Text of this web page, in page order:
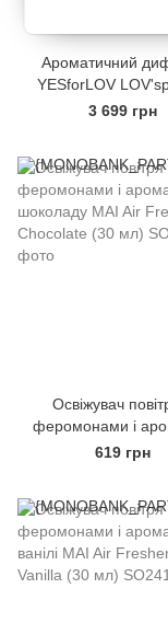
Ароматичний
YESforLOV
рефіл Bewitching
3 699 грн
Освіжувач
феромонами і
шоколаду MAI Air
619 грн